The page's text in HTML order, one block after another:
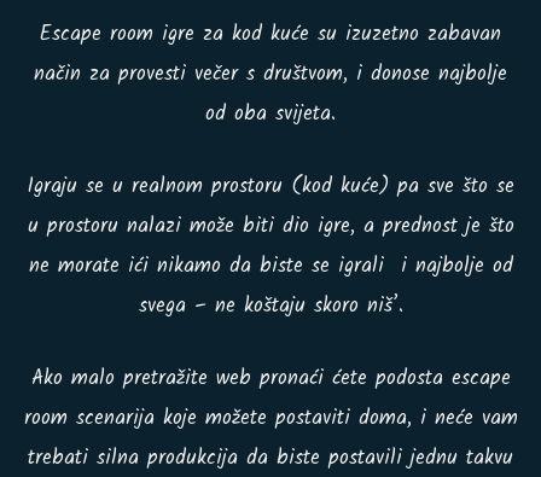
Escape room igre za kod kuće su izuzetno zabavan
način za provesti večer s društvom, i donose najbolje
od oba svijeta.
Igraju se u realnom prostoru (kod kuće) pa sve što se
u prostoru nalazi može biti dio igre, a prednost je što
ne morate ići nikamo da biste se igrali i najbolje od
svega – ne koštaju skoro niš’.
Ako malo pretražite web pronaći ćete podosta escape
room scenarija koje možete postaviti doma, i neće vam
trebati silna produkcija da biste postavili jednu takvu